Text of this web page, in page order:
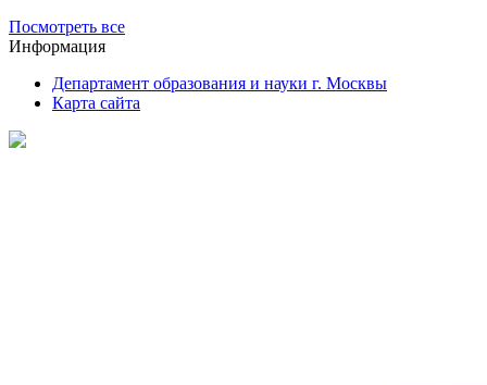
Посмотреть все
Информация
Департамент образования и науки г. Москвы
Карта сайта